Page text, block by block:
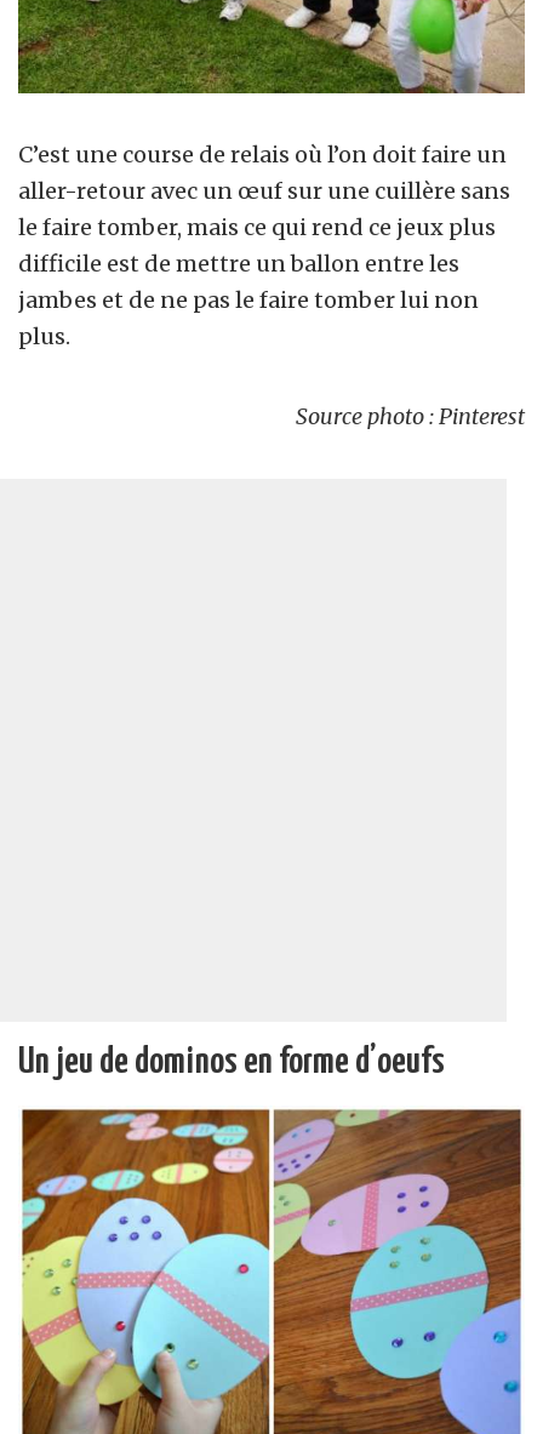
C’est une course de relais où l’on doit faire un
aller-retour avec un œuf sur une cuillère sans
le faire tomber, mais ce qui rend ce jeux plus
difficile est de mettre un ballon entre les
jambes et de ne pas le faire tomber lui non
plus.
Source photo : Pinterest
Un jeu de dominos en forme d’oeufs